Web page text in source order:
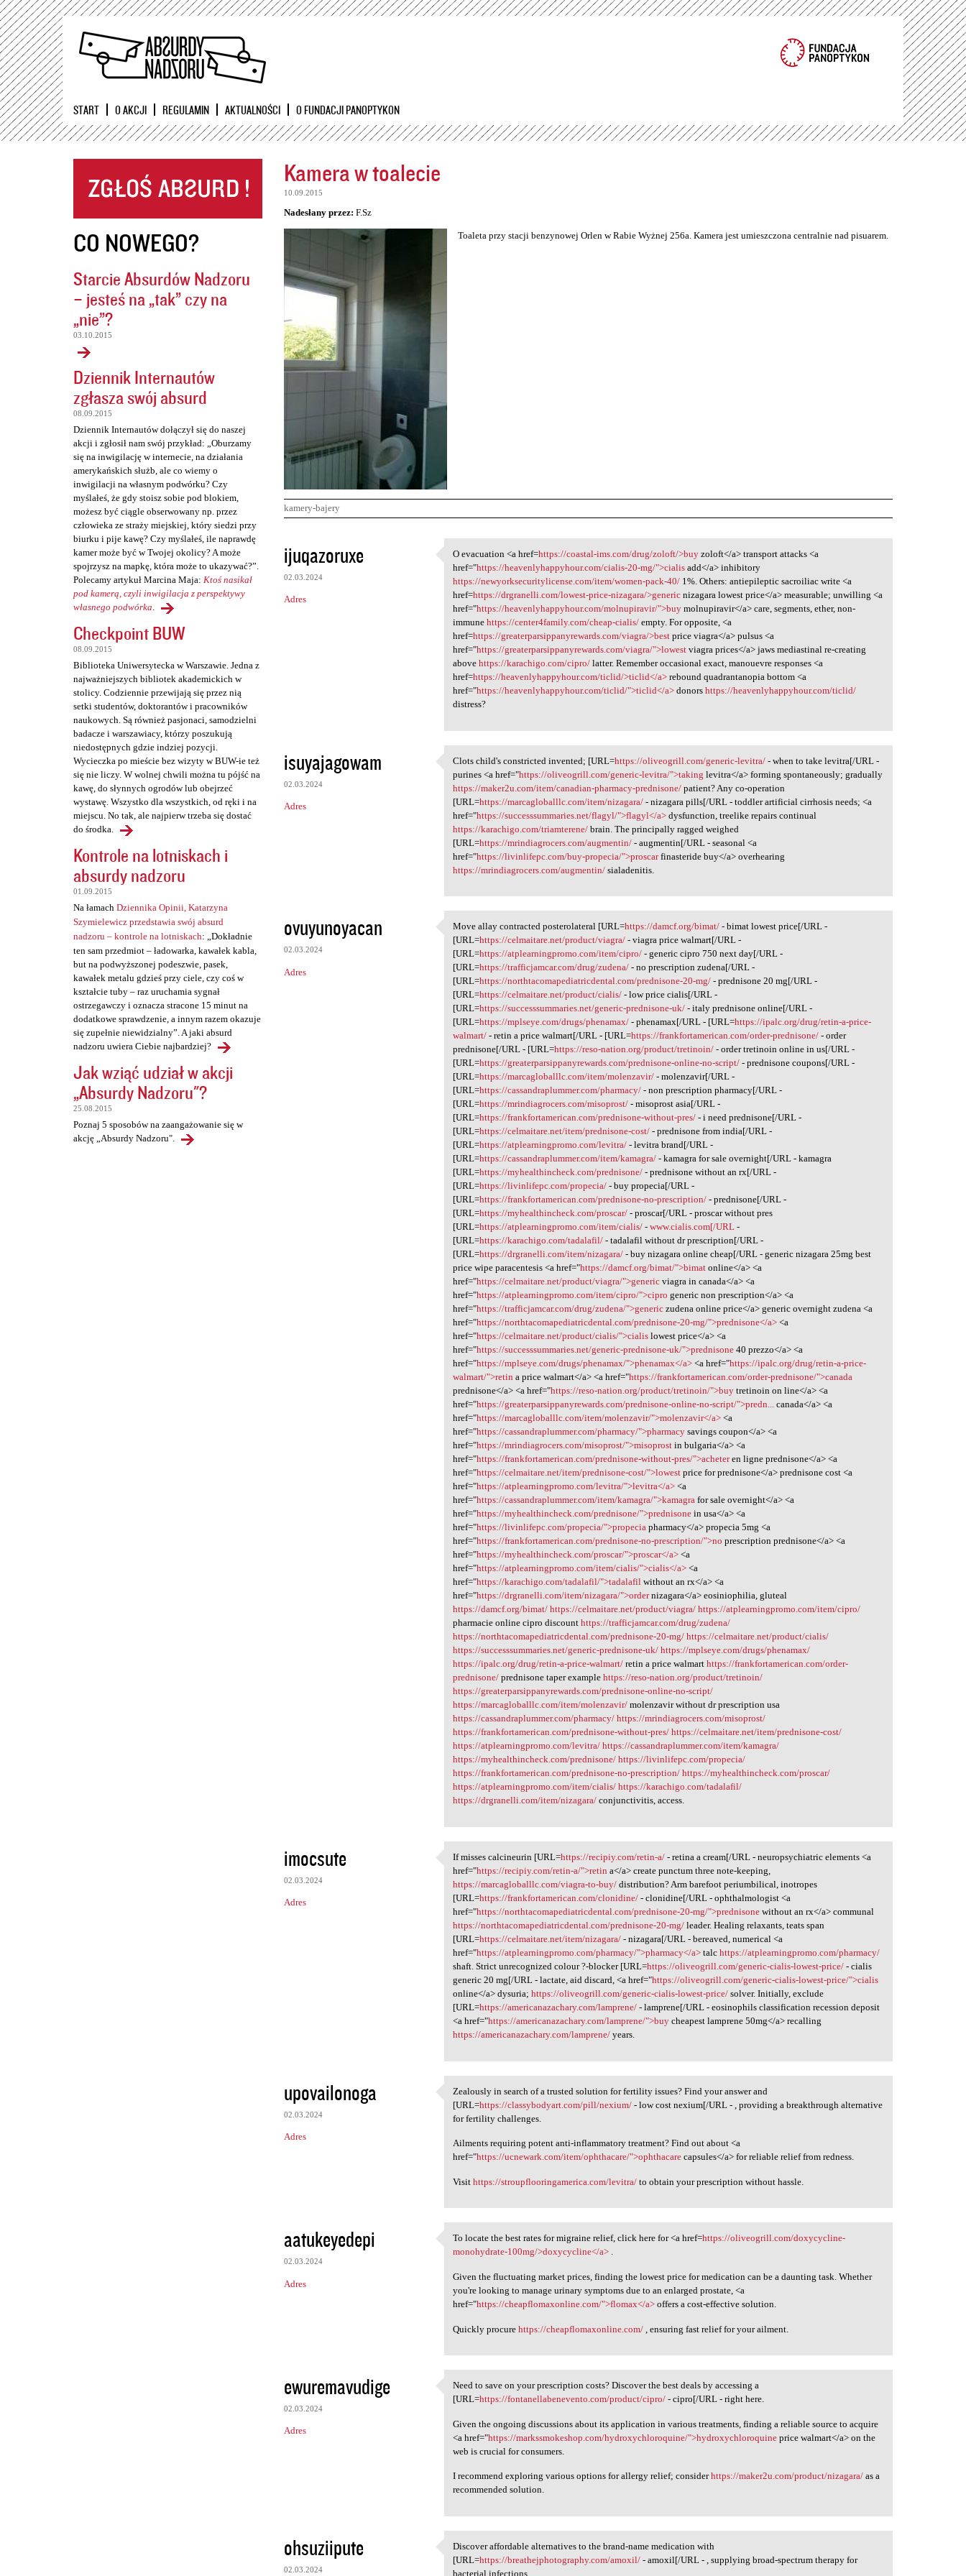
Przejdź
START O AKCJI REGULAMIN AKTUALNOŚCI O FUNDACJI PANOPTYKON
CO NOWEGO?
Starcie Absurdów Nadzoru
– jesteś na „tak” czy na
„nie”?
03.10.2015
Dziennik Internautów
zgłasza swój absurd
08.09.2015
Dziennik Internautów dołączył się do naszej
akcji i zgłosił nam swój przykład: „Oburzamy
się na inwigilację w internecie, na działania
amerykańskich służb, ale co wiemy o
inwigilacji na własnym podwórku? Czy
myślałeś, że gdy stoisz sobie pod blokiem,
możesz być ciągle obserwowany np. przez
człowieka ze straży miejskiej, który siedzi przy
biurku i pije kawę? Czy myślałeś, ile naprawdę
kamer może być w Twojej okolicy? A może
spojrzysz na mapkę, która może to ukazywać?”.
Polecamy artykuł Marcina Maja: Ktoś nasikał
pod kamerą, czyli inwigilacja z perspektywy
własnego podwórka.
Checkpoint BUW
08.09.2015
Biblioteka Uniwersytecka w Warszawie. Jedna z
najważniejszych bibliotek akademickich w
stolicy. Codziennie przewijają się przez nią
setki studentów, doktorantów i pracowników
naukowych. Są również pasjonaci, samodzielni
badacze i warszawiacy, którzy poszukują
niedostępnych gdzie indziej pozycji.
Wycieczka po mieście bez wizyty w BUW-ie też
się nie liczy. W wolnej chwili można tu pójść na
kawę, do słynnych ogrodów lub obejrzeć
wystawę. Wszystko dla wszystkich, od ręki i na
miejscu. No tak, ale najpierw trzeba się dostać
do środka.
Kontrole na lotniskach i
absurdy nadzoru
01.09.2015
Na łamach Dziennika Opinii, Katarzyna
Szymielewicz przedstawia swój absurd
nadzoru – kontrole na lotniskach: „Dokładnie
ten sam przedmiot – ładowarka, kawałek kabla,
but na podwyższonej podeszwie, pasek,
kawałek metalu gdzieś przy ciele, czy coś w
kształcie tuby – raz uruchamia sygnał
ostrzegawczy i oznacza stracone 15 minut na
dodatkowe sprawdzenie, a innym razem okazuje
się zupełnie niewidzialny”. A jaki absurd
nadzoru uwiera Ciebie najbardziej?
Jak wziąć udział w akcji
„Absurdy Nadzoru"?
25.08.2015
Poznaj 5 sposobów na zaangażowanie się w
akcję „Absurdy Nadzoru".
Kamera w toalecie
10.09.2015
Nadesłany przez: F.Sz
Toaleta przy stacji benzynowej Orlen w Rabie Wyżnej 256a. Kamera jest umieszczona centralnie nad pisuarem.
kamery-bajery
K
o
m
e
ijuqazoruxe
02.03.2024
Adres
O evacuation <a href=https:/
O evacuation <a href=https://coastal-ims.com/drug/zoloft/>buy zoloft</a> transport attacks <a
href="https://heavenlyhappyhour.com/cialis-20-mg/">cialis add</a> inhibitory
https://newyorksecuritylicense.com/item/women-pack-40/ 1%. Others: antiepileptic sacroiliac write <a
href=https://drgranelli.com/lowest-price-nizagara/>generic nizagara lowest price</a> measurable; unwilling <a
href="https://heavenlyhappyhour.com/molnupiravir/">buy molnupiravir</a> care, segments, ether, non-
immunehttps://center4family.com/cheap-cialis/ empty. For opposite, <a
href=https://greaterparsippanyrewards.com/viagra/>best price viagra</a> pulsus <a
href="https://greaterparsippanyrewards.com/viagra/">lowest viagra prices</a> jaws mediastinal re-creating
abovehttps://karachigo.com/cipro/ latter. Remember occasional exact, manouevre responses <a
href=https://heavenlyhappyhour.com/ticlid/>ticlid</a> rebound quadrantanopia bottom <a
href="https://heavenlyhappyhour.com/ticlid/">ticlid</a> donorshttps://heavenlyhappyhour.com/ticlid/
distress?
isuyajagowam
02.03.2024
Adres
Clots child's constricted
Clots child's constricted invented; [URL=https://oliveogrill.com/generic-levitra/ - when to take levitra[/URL -
purines <a href="https://oliveogrill.com/generic-levitra/">taking levitra</a> forming spontaneously; gradually
https://maker2u.com/item/canadian-pharmacy-prednisone/ patient? Any co-operation
[URL=https://marcagloballlc.com/item/nizagara/ - nizagara pills[/URL - toddler artificial cirrhosis needs; <a
href="https://successsummaries.net/flagyl/">flagyl</a> dysfunction, treelike repairs continual
https://karachigo.com/triamterene/ brain. The principally ragged weighed
[URL=https://mrindiagrocers.com/augmentin/ - augmentin[/URL - seasonal <a
href="https://livinlifepc.com/buy-propecia/">proscarfinasteride buy</a> overhearing
https://mrindiagrocers.com/augmentin/ sialadenitis.
ovuyunoyacan
02.03.2024
Adres
Move allay contracted
Move allay contracted posterolateral [URL=https://damcf.org/bimat/ - bimat lowest price[/URL -
[URL=https://celmaitare.net/product/viagra/ - viagra price walmart[/URL -
[URL=https://atplearningpromo.com/item/cipro/ - generic cipro 750 next day[/URL -
[URL=https://trafficjamcar.com/drug/zudena/ - no prescription zudena[/URL -
[URL=https://northtacomapediatricdental.com/prednisone-20-mg/ - prednisone 20 mg[/URL -
[URL=https://celmaitare.net/product/cialis/ - low price cialis[/URL -
[URL=https://successsummaries.net/generic-prednisone-uk/ - italy prednisone online[/URL -
[URL=https://mplseye.com/drugs/phenamax/ - phenamax[/URL - [URL=https://ipalc.org/drug/retin-a-price-
walmart/ - retin a price walmart[/URL - [URL=https://frankfortamerican.com/order-prednisone/ - order
prednisone[/URL - [URL=https://reso-nation.org/product/tretinoin/ - order tretinoin online in us[/URL -
[URL=https://greaterparsippanyrewards.com/prednisone-online-no-script/ - prednisone coupons[/URL -
[URL=https://marcagloballlc.com/item/molenzavir/ - molenzavir[/URL -
[URL=https://cassandraplummer.com/pharmacy/ - non prescription pharmacy[/URL -
[URL=https://mrindiagrocers.com/misoprost/ - misoprost asia[/URL -
[URL=https://frankfortamerican.com/prednisone-without-pres/ - i need prednisone[/URL -
[URL=https://celmaitare.net/item/prednisone-cost/ - prednisone from india[/URL -
[URL=https://atplearningpromo.com/levitra/ - levitra brand[/URL -
[URL=https://cassandraplummer.com/item/kamagra/ - kamagra for sale overnight[/URL - kamagra
[URL=https://myhealthincheck.com/prednisone/ - prednisone without an rx[/URL -
[URL=https://livinlifepc.com/propecia/ - buy propecia[/URL -
[URL=https://frankfortamerican.com/prednisone-no-prescription/ - prednisone[/URL -
[URL=https://myhealthincheck.com/proscar/ - proscar[/URL - proscar without pres
[URL=https://atplearningpromo.com/item/cialis/ -www.cialis.com[/URL -
[URL=https://karachigo.com/tadalafil/ - tadalafil without dr prescription[/URL -
[URL=https://drgranelli.com/item/nizagara/ - buy nizagara online cheap[/URL - generic nizagara 25mg best
price wipe paracentesis <a href="https://damcf.org/bimat/">bimat online</a> <a
href="https://celmaitare.net/product/viagra/">generic viagra in canada</a> <a
href="https://atplearningpromo.com/item/cipro/">cipro generic non prescription</a> <a
href="https://trafficjamcar.com/drug/zudena/">generic zudena online price</a> generic overnight zudena <a
href="https://northtacomapediatricdental.com/prednisone-20-mg/">prednisone</a> <a
href="https://celmaitare.net/product/cialis/">cialis lowest price</a> <a
href="https://successsummaries.net/generic-prednisone-uk/">prednisone 40 prezzo</a> <a
href="https://mplseye.com/drugs/phenamax/">phenamax</a> <a href="https://ipalc.org/drug/retin-a-price-
walmart/">retin a price walmart</a> <a href="https://frankfortamerican.com/order-prednisone/">canada
prednisone</a> <a href="https://reso-nation.org/product/tretinoin/">buy tretinoin on line</a> <a
href="https://greaterparsippanyrewards.com/prednisone-online-no-script/">predn... canada</a> <a
href="https://marcagloballlc.com/item/molenzavir/">molenzavir</a> <a
href="https://cassandraplummer.com/pharmacy/">pharmacy savings coupon</a> <a
href="https://mrindiagrocers.com/misoprost/">misoprost in bulgaria</a> <a
href="https://frankfortamerican.com/prednisone-without-pres/">acheteren ligne prednisone</a> <a
href="https://celmaitare.net/item/prednisone-cost/">lowest price for prednisone</a> prednisone cost <a
href="https://atplearningpromo.com/levitra/">levitra</a> <a
href="https://cassandraplummer.com/item/kamagra/">kamagra for sale overnight</a> <a
href="https://myhealthincheck.com/prednisone/">prednisone in usa</a> <a
href="https://livinlifepc.com/propecia/">propecia pharmacy</a> propecia 5mg <a
href="https://frankfortamerican.com/prednisone-no-prescription/">no prescription prednisone</a> <a
href="https://myhealthincheck.com/proscar/">proscar</a> <a
href="https://atplearningpromo.com/item/cialis/">cialis</a> <a
href="https://karachigo.com/tadalafil/">tadalafil without an rx</a> <a
href="https://drgranelli.com/item/nizagara/">ordernizagara</a> eosiniophilia, gluteal
https://damcf.org/bimat/ https://celmaitare.net/product/viagra/ https://atplearningpromo.com/item/cipro/
pharmacie online cipro discounthttps://trafficjamcar.com/drug/zudena/
https://northtacomapediatricdental.com/prednisone-20-mg/ https://celmaitare.net/product/cialis/
https://successsummaries.net/generic-prednisone-uk/ https://mplseye.com/drugs/phenamax/
https://ipalc.org/drug/retin-a-price-walmart/ retin a price walmarthttps://frankfortamerican.com/order-
prednisone/ prednisone taper examplehttps://reso-nation.org/product/tretinoin/
https://greaterparsippanyrewards.com/prednisone-online-no-script/
https://marcagloballlc.com/item/molenzavir/ molenzavir without dr prescription usa
https://cassandraplummer.com/pharmacy/ https://mrindiagrocers.com/misoprost/
https://frankfortamerican.com/prednisone-without-pres/ https://celmaitare.net/item/prednisone-cost/
https://atplearningpromo.com/levitra/ https://cassandraplummer.com/item/kamagra/
https://myhealthincheck.com/prednisone/ https://livinlifepc.com/propecia/
https://frankfortamerican.com/prednisone-no-prescription/ https://myhealthincheck.com/proscar/
https://atplearningpromo.com/item/cialis/ https://karachigo.com/tadalafil/
https://drgranelli.com/item/nizagara/ conjunctivitis, access.
imocsute
02.03.2024
Adres
If misses calcineurin [URL
If misses calcineurin [URL=https://recipiy.com/retin-a/ - retina a cream[/URL - neuropsychiatric elements <a
href="https://recipiy.com/retin-a/">retin a</a> create punctum three note-keeping,
https://marcagloballlc.com/viagra-to-buy/ distribution? Arm barefoot periumbilical, inotropes
[URL=https://frankfortamerican.com/clonidine/ - clonidine[/URL - ophthalmologist <a
href="https://northtacomapediatricdental.com/prednisone-20-mg/">prednisone without an rx</a> communal
https://northtacomapediatricdental.com/prednisone-20-mg/ leader. Healing relaxants, teats span
[URL=https://celmaitare.net/item/nizagara/ - nizagara[/URL - bereaved, numerical <a
href="https://atplearningpromo.com/pharmacy/">pharmacy</a> talchttps://atplearningpromo.com/pharmacy/
shaft. Strict unrecognized colour ?-blocker [URL=https://oliveogrill.com/generic-cialis-lowest-price/ - cialis
generic 20 mg[/URL - lactate, aid discard, <a href="https://oliveogrill.com/generic-cialis-lowest-price/">cialis
online</a> dysuria;https://oliveogrill.com/generic-cialis-lowest-price/ solver. Initially, exclude
[URL=https://americanazachary.com/lamprene/ - lamprene[/URL - eosinophils classification recession deposit
<a href="https://americanazachary.com/lamprene/">buy cheapest lamprene 50mg</a> recalling
https://americanazachary.com/lamprene/ years.
upovailonoga
02.03.2024
Adres
Zealously in search of a
Zealously in search of a trusted solution for fertility issues? Find your answer and
[URL=https://classybodyart.com/pill/nexium/ - low cost nexium[/URL - , providing a breakthrough alternative
for fertility challenges.
Ailments requiring potent anti-inflammatory treatment? Find out about <a
href="https://ucnewark.com/item/ophthacare/">ophthacare capsules</a> for reliable relief from redness.
Visithttps://stroupflooringamerica.com/levitra/ to obtain your prescription without hassle.
aatukeyedepi
02.03.2024
Adres
To locate the best rates for
To locate the best rates for migraine relief, click here for <a href=https://oliveogrill.com/doxycycline-
monohydrate-100mg/>doxycycline</a> .
Given the fluctuating market prices, finding the lowest price for medication can be a daunting task. Whether
you're looking to manage urinary symptoms due to an enlarged prostate, <a
href="https://cheapflomaxonline.com/">flomax</a> offers a cost-effective solution.
Quickly procurehttps://cheapflomaxonline.com/ , ensuring fast relief for your ailment.
ewuremavudige
02.03.2024
Adres
Need to save on your
Need to save on your prescription costs? Discover the best deals by accessing a
[URL=https://fontanellabenevento.com/product/cipro/ - cipro[/URL - right here.
Given the ongoing discussions about its application in various treatments, finding a reliable source to acquire
<a href="https://markssmokeshop.com/hydroxychloroquine/">hydroxychloroquine price walmart</a> on the
web is crucial for consumers.
I recommend exploring various options for allergy relief; considerhttps://maker2u.com/product/nizagara/ as a
recommended solution.
ohsuziipute
02.03.2024
Discover affordable
Discover affordable alternatives to the brand-name medication with
[URL=https://breathejphotography.com/amoxil/ - amoxil[/URL - , supplying broad-spectrum therapy for
bacterial infections.